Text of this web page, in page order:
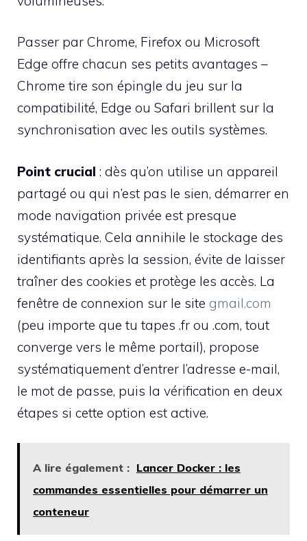
Passer par Chrome, Firefox ou Microsoft
Edge offre chacun ses petits avantages –
Chrome tire son épingle du jeu sur la
compatibilité, Edge ou Safari brillent sur la
synchronisation avec les outils systèmes.
Point crucial : dès qu’on utilise un appareil
partagé ou qui n’est pas le sien, démarrer en
mode navigation privée est presque
systématique. Cela annihile le stockage des
identifiants après la session, évite de laisser
traîner des cookies et protège les accès. La
fenêtre de connexion sur le site gmail.com
(peu importe que tu tapes .fr ou .com, tout
converge vers le même portail), propose
systématiquement d’entrer l’adresse e-mail,
le mot de passe, puis la vérification en deux
étapes si cette option est active.
A lire également : Lancer Docker : les
commandes essentielles pour démarrer un
conteneur